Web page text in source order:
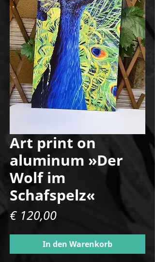
Art print on
aluminum »Der
Wolf im
Schafspelz«
€ 120,00Preis
In den Warenkorb